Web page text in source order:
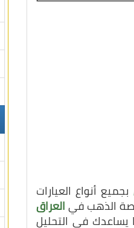
بجميع أنواع العيارات
الذهب فيالعراق
يساعدك في التحليل